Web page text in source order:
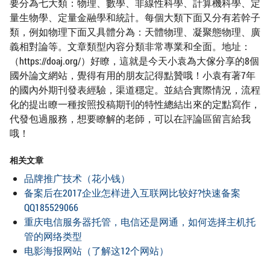
要分為七大類：物理、數學、非線性科學、計算機科學、定
量生物學、定量金融學和統計。每個大類下面又分有若幹子
類，例如物理下面又具體分為：天體物理、凝聚態物理、廣
義相對論等。文章類型內容分類非常專業和全面。地址：
（https://doaj.org/）好瞭，這就是今天小袁為大傢分享的8個
國外論文網站，覺得有用的朋友記得點贊哦！小袁有著7年
的國內外期刊發表經驗，渠道穩定。並結合實際情況，流程
化的提出瞭一種按照投稿期刊的特性總結出來的定點寫作，
代發包過服務，想要瞭解的老師，可以在評論區留言給我
哦！
相关文章
品牌推广技术（花小钱）
备案后在2017企业怎样进入互联网比较好?快速备案
QQ185529066
重庆电信服务器托管，电信还是网通，如何选择主机托
管的网络类型
电影海报网站（了解这12个网站）